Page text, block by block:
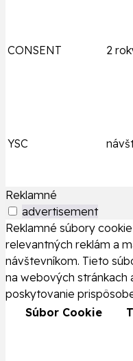
CONSENT 2
YSC
Reklamné
advertisement
Reklamné súbory
relevantných reklám a
návštevníkom. Tieto
na webových stránkach
poskytovanie
Súbor Cookie